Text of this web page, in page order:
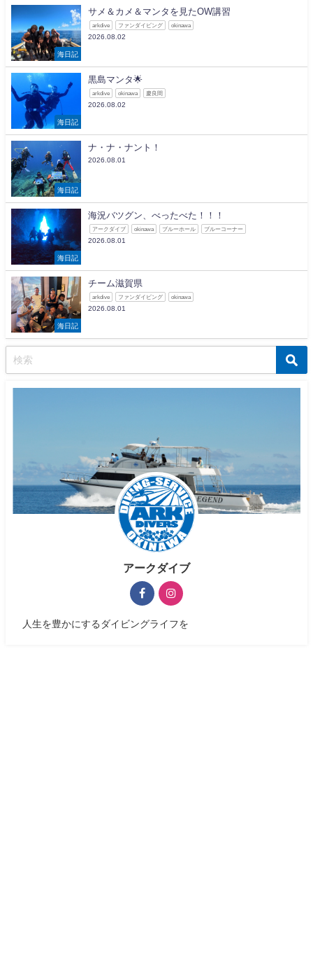
海日記
サメ＆カメ＆マンタを見たOW講習
arkdive ファンダイビング okinawa
2026.08.02
海日記
黒島マンタ🌟
arkdive okinawa 慶良間
2026.08.02
海日記
ナ・ナ・ナント！
2026.08.01
海日記
海況バツグン、べったべた！！！
アークダイブ okinawa ブルーホール ブルーコーナー
2026.08.01
海日記
チーム滋賀県
arkdive ファンダイビング okinawa
2026.08.01
アークダイブ
人生を豊かにするダイビングライフを